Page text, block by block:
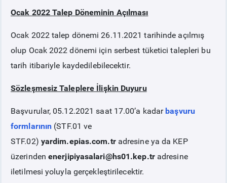
BÜLTENLER
DUYURULAR
BT HİZMET YÖNETİM SİSTEMİ POLİTİKAMIZ
Ocak 2022 Talep Döneminin Açılması
Ocak 2022 talep dönemi 26.11.2021 tarihinde açılmış
olup Ocak 2022 dönemi için serbest tüketici talepleri bu
tarih itibariyle kaydedilebilecektir.
Sözleşmesiz Taleplere İlişkin Duyuru
Başvurular, 05.12.2021 saat 17.00’a kadarbaşvuru
formlarının (STF.01 ve
STF.02) yardim.epias.com.tradresine ya da KEP
üzerinden enerjipiyasalari@hs01.kep.tradresine
iletilmesi yoluyla gerçekleştirilecektir.